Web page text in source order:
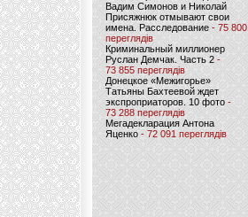
Вадим Симонов и Николай
Присяжнюк отмывают свои
имена. Расследование - 75 800
переглядів
Криминальный миллионер
Руслан Демчак. Часть 2-
73 855 переглядів
Донецкое «Межигорье»
Татьяны Бахтеевой ждет
экспроприаторов. 10 фото -
73 288 переглядів
Мегадекларация Антона
Яценко - 72 091 переглядів